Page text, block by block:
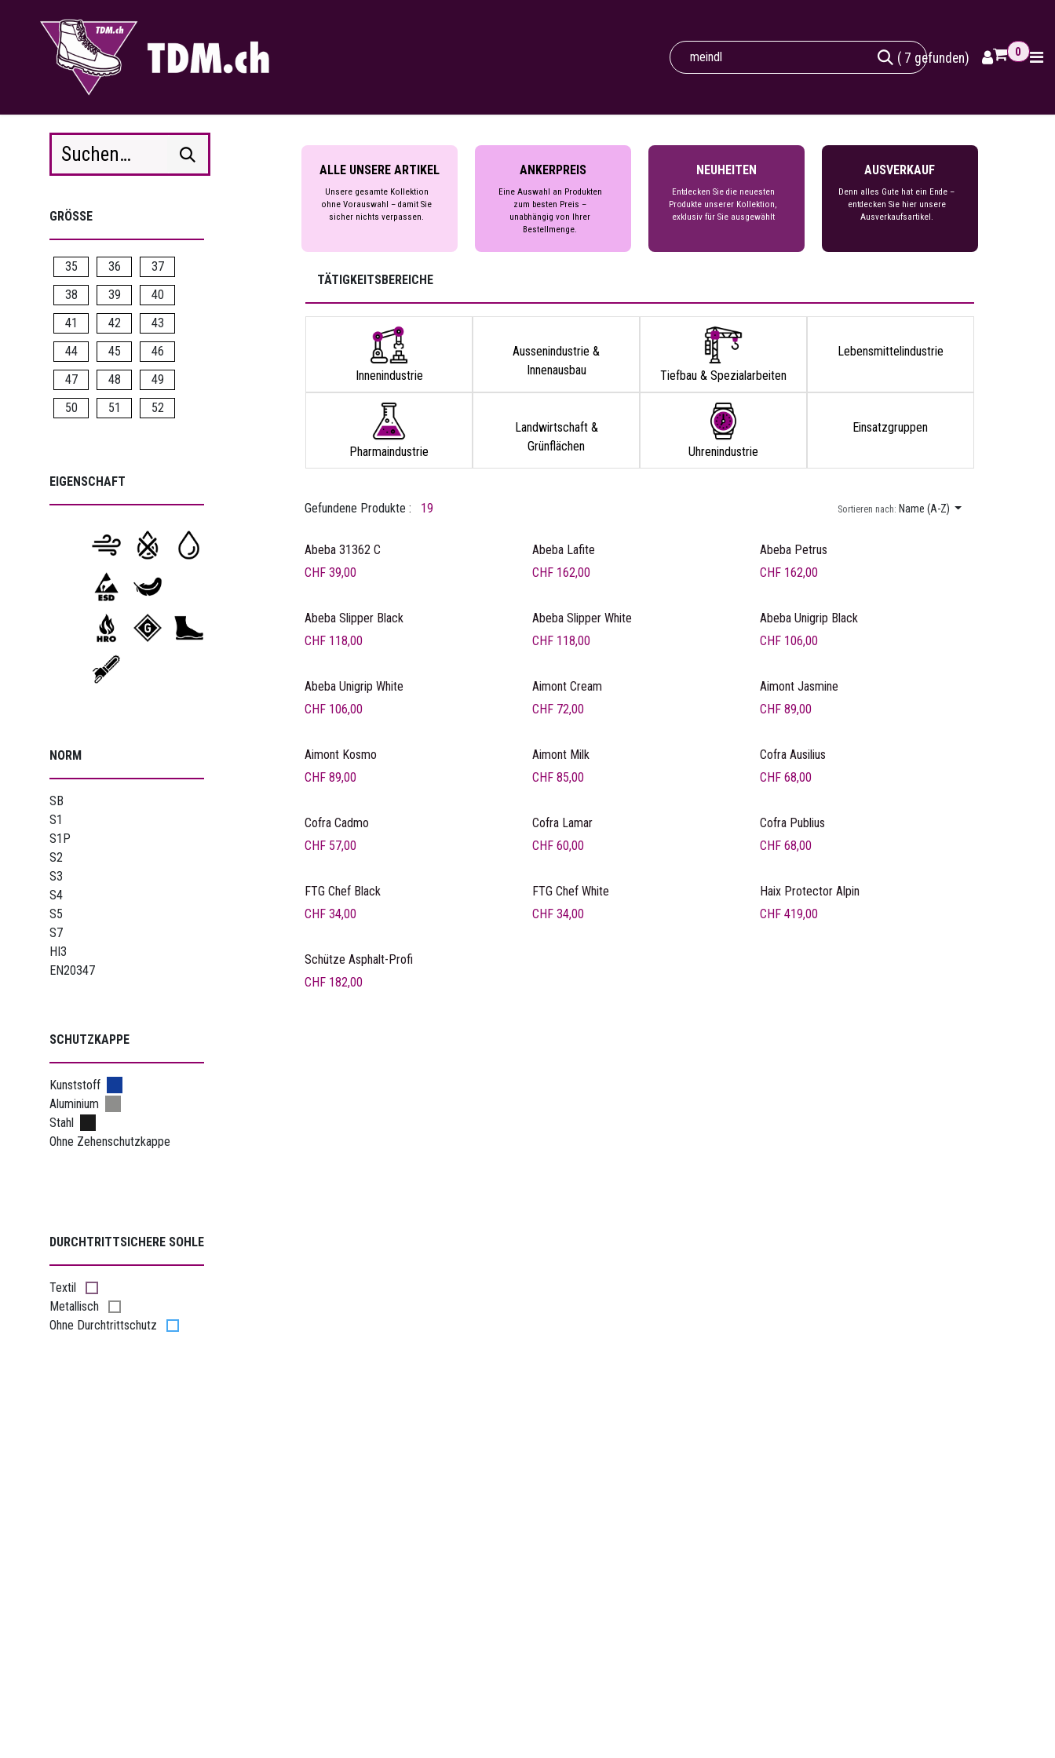
( 7 gefunden) 0
GRÖSSE
35 36
37
38
39
40
41
42
43
44
45
46
47
48
49
50
51 52
EIGENSCHAFT
NORM
SB
S1
S1P
S2
S3
S4
S5
S7
HI3
EN20347
SCHUTZKAPPE
Kunststoff
Aluminium
Stahl
Ohne Zehenschutzkappe
DURCHTRITTSICHERE SOHLE
Textil
Metallisch
Ohne Durchtrittschutz
ALLE UNSERE ARTIKEL
Unsere gesamte Kollektion
ohne Vorauswahl – damit Sie
sicher nichts verpassen.
ANKERPREIS
Eine Auswahl an Produkten
zum besten Preis –
unabhängig von Ihrer
Bestellmenge.
NEUHEITEN
Entdecken Sie die neuesten
Produkte unserer Kollektion,
exklusiv für Sie ausgewählt
AUSVERKAUF
Denn alles Gute hat ein Ende –
entdecken Sie hier unsere
Ausverkaufsartikel.
TÄTIGKEITSBEREICHE
Innenindustrie
Aussenindustrie &
Innenausbau
Tiefbau & Spezialarbeiten
Lebensmittelindustrie
Pharmaindustrie
Landwirtschaft &
Grünflächen
Uhrenindustrie
Einsatzgruppen
Gefundene Produkte : 19 Sortieren nach: Name (A-Z)
Nicht vorrätig
Abeba 31362 C
CHF39,00
Abeba Lafite
CHF 162,00
Abeba Petrus
CHF 162,00
Abeba Slipper Black
CHF 118,00
Abeba Slipper White
CHF 118,00
Abeba Unigrip Black
CHF 106,00
Abeba Unigrip White
CHF 106,00
Aimont Cream
CHF 72,00
Aimont Jasmine
CHF 89,00
Aimont Kosmo
CHF89,00
Aimont Milk
CHF 85,00
Cofra Ausilius
CHF 68,00
Cofra Cadmo
CHF 57,00
Cofra Lamar
CHF 60,00
Cofra Publius
CHF 68,00
Ankerpreis
FTG Chef Black
CHF34,00 Ankerpreis
FTG Chef White
CHF 34,00
Haix Protector Alpin
CHF 419,00
Schütze Asphalt-Profi
CHF 182,00